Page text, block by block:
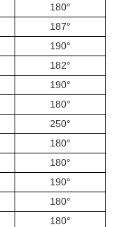
180°
187°
190°
182°
190°
180°
250°
180°
180°
190°
180°
180°